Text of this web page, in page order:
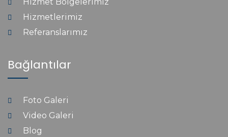
Hizmetlerimiz
Referanslarımız
Bağlantılar
Foto Galeri
Video Galeri
Blog